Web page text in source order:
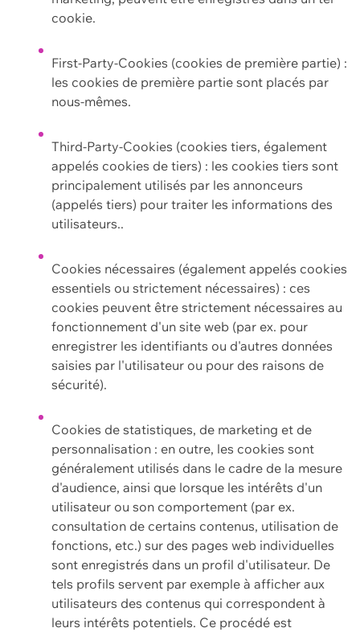
cookie.
First-Party-Cookies (cookies de première partie) :
les cookies de première partie sont placés par
nous-mêmes.
Third-Party-Cookies (cookies tiers, également
appelés cookies de tiers) : les cookies tiers sont
principalement utilisés par les annonceurs
(appelés tiers) pour traiter les informations des
utilisateurs..
Cookies nécessaires (également appelés cookies
essentiels ou strictement nécessaires) : ces
cookies peuvent être strictement nécessaires au
fonctionnement d'un site web (par ex. pour
enregistrer les identifiants ou d'autres données
saisies par l'utilisateur ou pour des raisons de
sécurité).
Cookies de statistiques, de marketing et de
personnalisation : en outre, les cookies sont
généralement utilisés dans le cadre de la mesure
d'audience, ainsi que lorsque les intérêts d'un
utilisateur ou son comportement (par ex.
consultation de certains contenus, utilisation de
fonctions, etc.) sur des pages web individuelles
sont enregistrés dans un profil d'utilisateur. De
tels profils servent par exemple à afficher aux
utilisateurs des contenus qui correspondent à
leurs intérêts potentiels. Ce procédé est